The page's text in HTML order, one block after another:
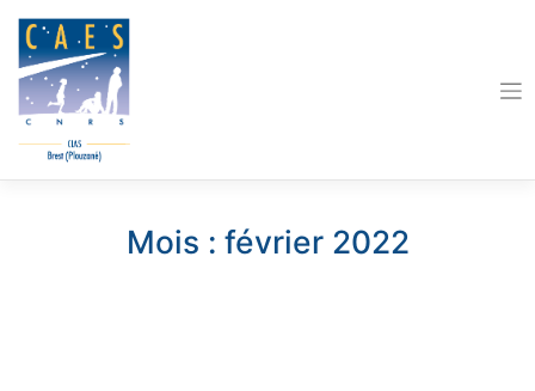
content
Mois : février 2022